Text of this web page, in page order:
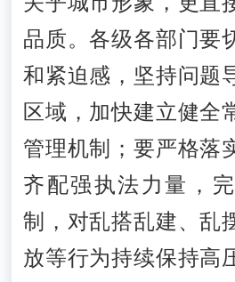
品质。各级各部门要
和紧迫感，坚持问题
区域，加快建立健全
管理机制；要严格落
齐配强执法力量，
制，对乱搭乱建、乱
放等行为持续保持高